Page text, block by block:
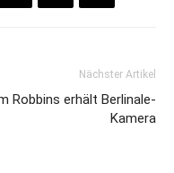
Nächster Artikel
Robbins erhält Berlinale-
Kamera